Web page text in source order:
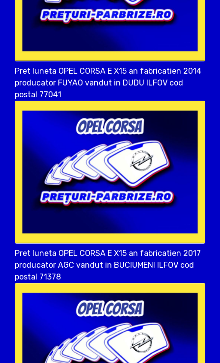
Pret luneta OPEL CORSA E X15 an fabricatien 2014
producator FUYAO vandut in DUDU ILFOV cod
postal 77041
Pret luneta OPEL CORSA E X15 an fabricatien 2017
producator AGC vandut in BUCIUMENI ILFOV cod
postal 71378